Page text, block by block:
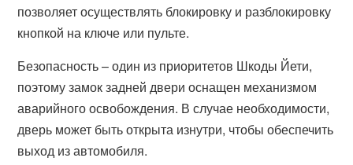
позволяет осуществлять блокировку и разблокировку
кнопкой на ключе или пульте.
Безопасность – один из приоритетов Шкоды Йети,
поэтому замок задней двери оснащен механизмом
аварийного освобождения. В случае необходимости,
дверь может быть открыта изнутри, чтобы обеспечить
выход из автомобиля.